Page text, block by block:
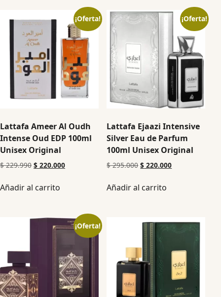
¡Oferta!
Lattafa Ameer Al Oudh
Intense Oud EDP 100ml
Unisex Original
$229.990 $ 220.000
Añadir al carrito
¡Oferta!
Lattafa Ejaazi Intensive
Silver Eau de Parfum
100ml Unisex Original
$295.000 $ 220.000
Añadir al carrito
¡Oferta!